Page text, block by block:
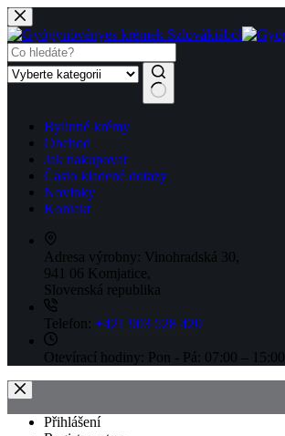
Skip
to
content
results Bylinné krémy
Obchod
Jak nakupovat
Často kladené dotazy
Novinky
Kontakt
Adresa výrobny: Vinohradská 30,
941 06 Komjatice,
Slovenská republika
Telefon: +421 903 528 420
Otevírací hodiny: Pon - Pá: 07:00 – 15:00
Přihlášení